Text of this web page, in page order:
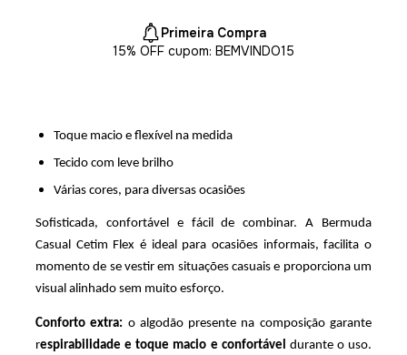
Primeira Compra
15% OFF cupom: BEMVINDO15
Toque macio e flexível na medida
Tecido com leve brilho
Várias cores, para diversas ocasiões
Sofisticada, confortável e fácil de combinar. A Bermuda
Casual Cetim Flex é ideal para ocasiões informais, facilita o
momento de se vestir em situações casuais e proporciona um
visual alinhado sem muito esforço.
Conforto extra: o algodão presente na composição garante
respirabilidade e toque macio e confortável durante o uso.